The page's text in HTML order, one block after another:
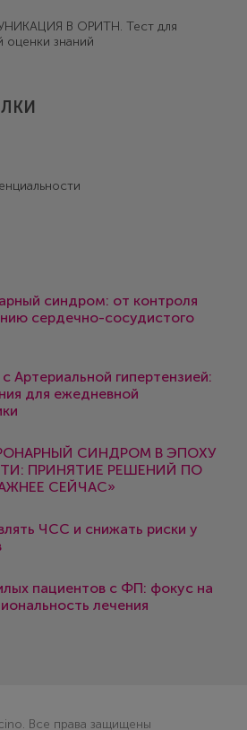
В ОРИТН. Тест для
оценки знаний
синдром: от контроля
сердечно-сосудистого
Артериальной гипертензией:
для ежедневной
СИНДРОМ В ЭПОХУ
ПРИНЯТИЕ РЕШЕНИЙ ПО
СЕЙЧАС»
ЧСС и снижать риски у
пациентов с ФП: фокус на
лечения
Все права защищены